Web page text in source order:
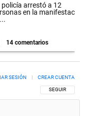
policía arrestó a 12
en la manifestación
14 comentarios
SIGA ESTA
SEGUIR
SESIÓN | CREAR CUENTA